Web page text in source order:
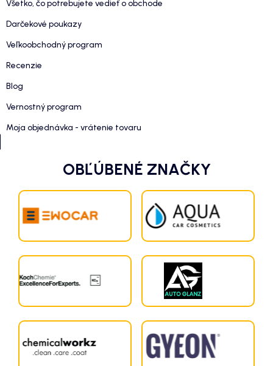
Všetko, čo potrebujete vedieť o obchode
Darčekové poukazy
Veľkoobchodný program
Recenzie
Blog
Vernostný program
Moja objednávka - vrátenie tovaru
OBĽÚBENÉ ZNAČKY